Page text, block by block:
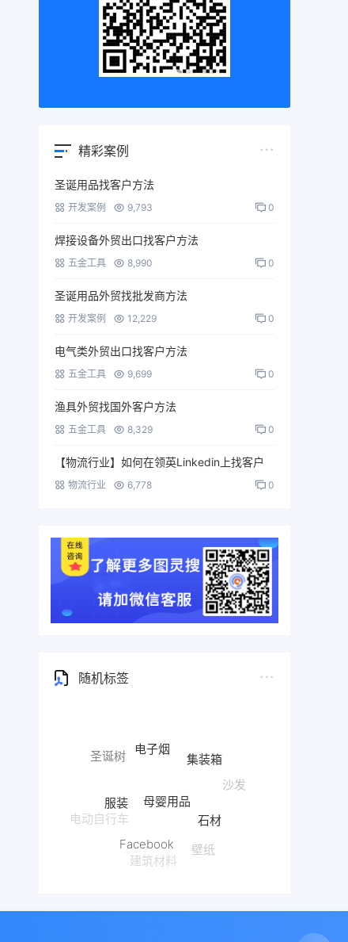
精彩案例
圣诞用品找客户方法
开发案例 9,793 0
焊接设备外贸出口找客户方法
五金工具 8,990 0
圣诞用品外贸找批发商方法
开发案例 12,229 0
电气类外贸出口找客户方法
五金工具 9,699 0
渔具外贸找国外客户方法
五金工具 8,329 0
【物流行业】如何在领英Linkedin上找客户
物流行业 6,778 0
随机标签
圣诞树
沙发
电动自行车
壁纸
建筑材料